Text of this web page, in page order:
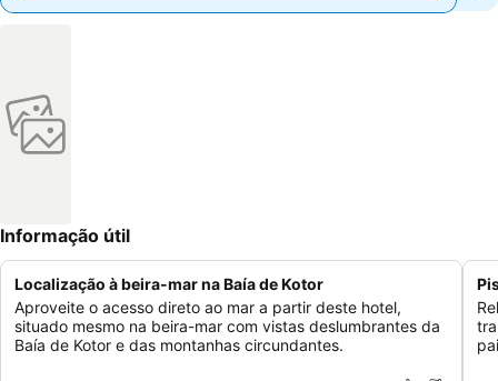
Informação útil
Localização à beira-mar na Baía de Kotor
Aproveite o acesso direto ao mar a partir deste hotel,
situado mesmo na beira-mar com vistas deslumbrantes da
Baía de Kotor e das montanhas circundantes.